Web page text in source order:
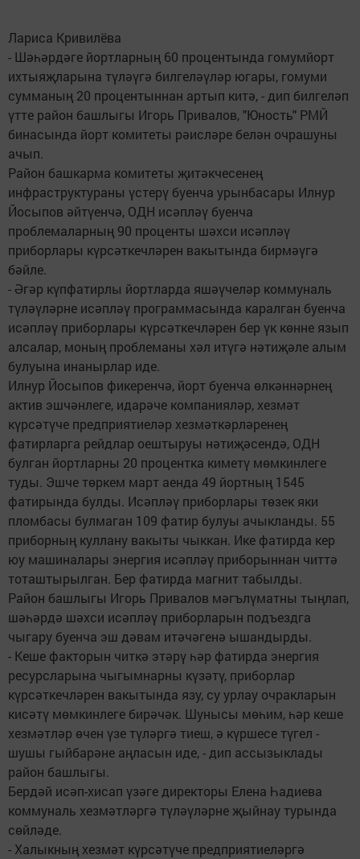
Лариса Кривилёва
- Шәһәрдәге йортларның 60 процентында гомумйорт
ихтыяҗларына түләүгә билгеләүләр югары, гомуми
сумманың 20 процентыннан артып китә, - дип билгеләп
үтте район башлыгы Игорь Привалов, "Юность" РМЙ
бинасында йорт комитеты рәисләре белән очрашуны
ачып.
Район башкарма комитеты җитәкчесенең
инфраструктураны үстерү буенча урынбасары Илнур
Йосыпов әйтүенчә, ОДН исәпләү буенча
проблемаларның 90 проценты шәхси исәпләү
приборлары күрсәткечләрен вакытында бирмәүгә
бәйле.
- Әгәр күпфатирлы йортларда яшәүчеләр коммуналь
түләүләрне исәпләү программасында каралган буенча
исәпләү приборлары күрсәткечләрен бер үк көнне язып
алсалар, моның проблеманы хәл итүгә нәтиҗәле алым
булуына инанырлар иде.
Илнур Йосыпов фикеренчә, йорт буенча өлкәннәрнең
актив эшчәнлеге, идарәче компанияләр, хезмәт
күрсәтүче предприятиеләр хезмәткәрләренең
фатирларга рейдлар оештыруы нәтиҗәсендә, ОДН
булган йортларны 20 процентка киметү мөмкинлеге
туды. Эшче төркем март аенда 49 йортның 1545
фатирында булды. Исәпләү приборлары төзек яки
пломбасы булмаган 109 фатир булуы ачыкланды. 55
приборның куллану вакыты чыккан. Ике фатирда кер
юу машиналары энергия исәпләү приборыннан читтә
тоташтырылган. Бер фатирда магнит табылды.
Район башлыгы Игорь Привалов мәгълүматны тыңлап,
шәһәрдә шәхси исәпләү приборларын подъездга
чыгару буенча эш дәвам итәчәгенә ышандырды.
- Кеше факторын читкә этәрү һәр фатирда энергия
ресурсларына чыгымнарны күзәтү, приборлар
күрсәткечләрен вакытында язу, су урлау очракларын
кисәтү мөмкинлеге бирәчәк. Шунысы мөһим, һәр кеше
хезмәтләр өчен үзе түләргә тиеш, ә күршесе түгел -
шушы гыйбарәне аңласын иде, - дип ассызыклады
район башлыгы.
Бердәй исәп-хисап үзәге директоры Елена Һадиева
коммуналь хезмәтләргә түләүләрне җыйнау турында
сөйләде.
- Халыкның хезмәт күрсәтүче предприятиеләргә